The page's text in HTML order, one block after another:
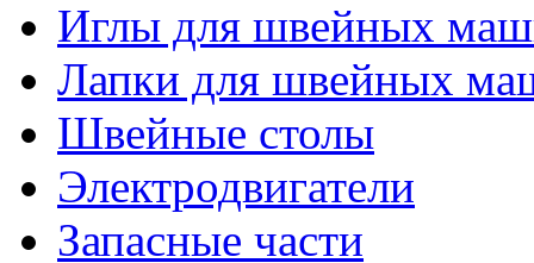
Иглы для швейных
Лапки для швейных
Швейные столы
Электродвигатели
Запасные части